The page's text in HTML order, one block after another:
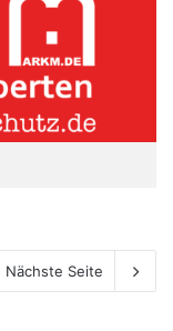
Nächste Seite